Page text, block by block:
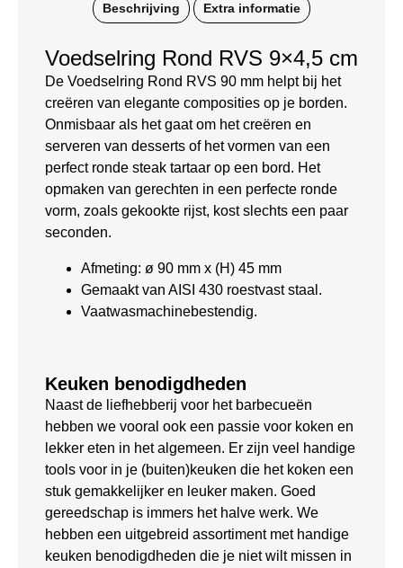
Beschrijving Extra informatie
Voedselring Rond RVS 9×4,5 cm
De Voedselring Rond RVS 90 mm helpt bij het
creëren van elegante composities op je borden.
Onmisbaar als het gaat om het creëren en
serveren van desserts of het vormen van een
perfect ronde steak tartaar op een bord. Het
opmaken van gerechten in een perfecte ronde
vorm, zoals gekookte rijst, kost slechts een paar
seconden.
Afmeting: ø 90 mm x (H) 45 mm
Gemaakt van AISI 430 roestvast staal.
Vaatwasmachinebestendig.
Keuken benodigdheden
Naast de liefhebberij voor het barbecueën
hebben we vooral ook een passie voor koken en
lekker eten in het algemeen. Er zijn veel handige
tools voor in je (buiten)keuken die het koken een
stuk gemakkelijker en leuker maken. Goed
gereedschap is immers het halve werk. We
hebben een uitgebreid assortiment met handige
keuken benodigdheden die je niet wilt missen in